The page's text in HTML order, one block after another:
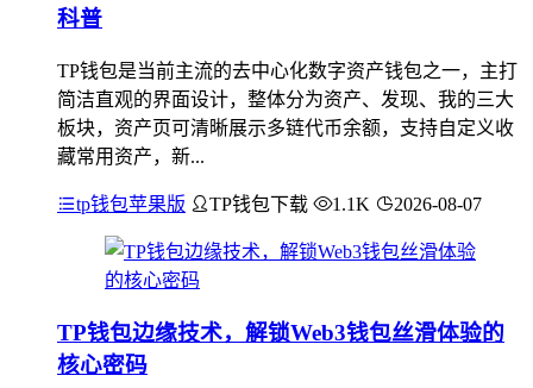
科普
TP钱包是当前主流的去中心化数字资产钱包之一，主打
简洁直观的界面设计，整体分为资产、发现、我的三大
板块，资产页可清晰展示多链代币余额，支持自定义收
藏常用资产，新...
tp钱包苹果版 TP钱包下载 1.1K 2026-08-07
TP钱包边缘技术，解锁Web3钱包丝滑体验的
核心密码